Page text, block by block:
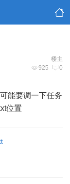
楼主
925 0
能要调一下任务
位置